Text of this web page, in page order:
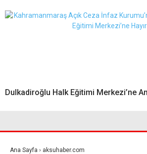
Dulkadiroğlu Halk Eğitimi Merkezi’ne
Ana Sayfa › aksuhaber.com